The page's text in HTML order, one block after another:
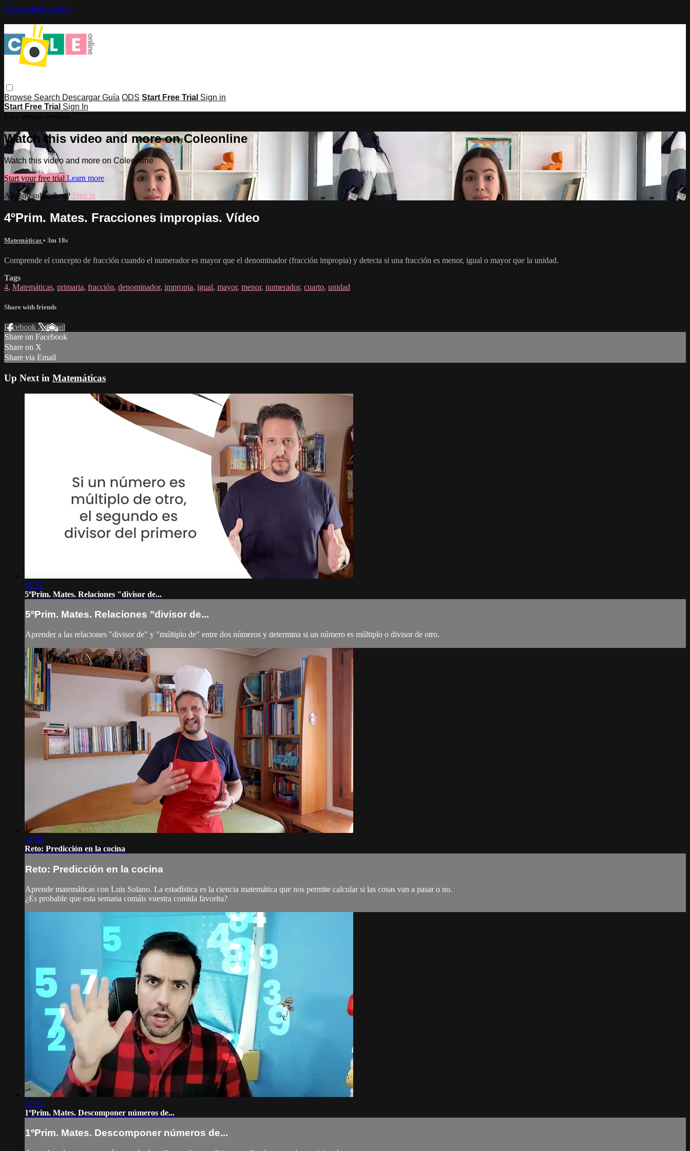
Skip to main content
Browse Search Descargar Guía ODS Start Free Trial Sign in
Start Free Trial Sign In
Watch this video and more on Coleonline
Watch this video and more on Coleonline
Start your free trial Learn more
Already subscribed? Sign in
4ºPrim. Mates. Fracciones impropias. Vídeo
Matemáticas • 3m 18s
Comprende el concepto de fracción cuando el numerador es mayor que el denominador (fracción impropia) y detecta si una fracción es menor, igual o mayor que la unidad.
Tags
4, Matemáticas, primaria, fracción, denominador, impropia, igual, mayor, menor, numerador, cuarto, unidad
Share with friends
Facebook XEmail
Share on Facebook
Share on X
Share via Email
Up Next in Matemáticas
01:51
5ºPrim. Mates. Relaciones "divisor de...
5ºPrim. Mates. Relaciones "divisor de...
Aprender a las relaciones "divisor de" y "múltiplo de" entre dos números y determina si un número es múltiplo o divisor de otro.
02:58
Reto: Predicción en la cocina
Reto: Predicción en la cocina
Aprende matemáticas con Luis Solano. La estadística es la ciencia matemática que nos permite calcular si las cosas van a pasar o no.
¿Es probable que esta semana comáis vuestra comida favorita?
02:32
1ºPrim. Mates. Descomponer números de...
1ºPrim. Mates. Descomponer números de...